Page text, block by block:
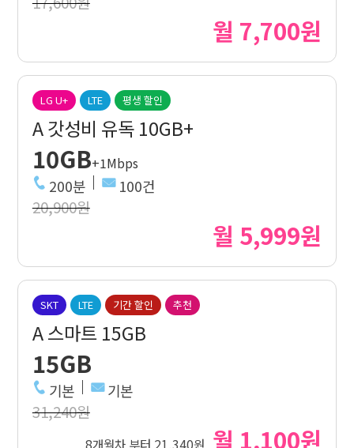
월 7,700원
LG U+ LTE 평생 할인
A 갓성비 유독 10GB+
10GB+1Mbps
200분 100건
20,900원
월 5,999원
SKT LTE 기간 할인 추천
A 스마트 15GB
15GB
기본 기본
31,240원
8개월차 부터 21,340원 월 1,100원